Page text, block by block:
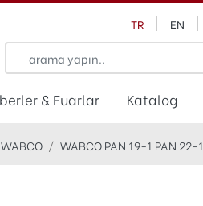
TR EN
& Fuarlar Katalog
WABCO WABCO PAN 19-1 PAN 22-1